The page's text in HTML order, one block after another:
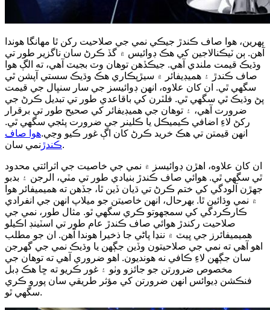
پهرين، هوا صاف ڪندڙ جيڪي نمي جي صلاحيت رکن ٿا مهانگا هوندا
آهن. ٻن ٽيڪنالاجين کي هڪ ڊوائيس ۾ گڏ ڪرڻ سان ناگزير طور تي
وڌيڪ قيمت ملندي آهي. جيڪڏهن توهان وٽ بجيٽ آهي، ته الڳ هوا
صاف ڪندڙ ۽ هميڊيفائر ۾ سيڙپڪاري هڪ وڌيڪ سستي آپشن ٿي
سگهي ٿي. ان کان علاوه، انهن ڊوائيسز جي سار سنڀال جي قيمت
پڻ وڌيڪ ٿي سگهي ٿي. فلٽرن کي باقاعدي طور تي تبديل ڪرڻ جي
ضرورت آهي، ۽ توهان جي هميڊيفائر کي صحيح طور تي برقرار
رکڻ لاءِ اضافي ڪيميڪل يا ڪلينر جي ضرورت پئجي سگهي ٿي.
انهن قيمتن تي هڪ خريد ڪرڻ کان اڳ غور ڪيو وڃي.هوا صاف
ڪندڙنمي سان.
ان کان علاوه، اهڙن ڊوائيسز ۾ نمي جي خاصيت جي اثرائتي محدود
ٿي سگهي ٿي. هوائي صاف ڪندڙ بنيادي طور تي مٽي، الرجن ۽ بدبو
جهڙن آلودگي کي ختم ڪرڻ تي ڌيان ڏين ٿا، جڏهن ته هميميفائر هوا
۾ نمي وڌائين ٿا. بهرحال، انهن خاصيتن جو ميلاپ انهن جي انفرادي
ڪارڪردگي کي سمجهوتو ڪري سگهي ٿو. مثال طور، نمي جي
صلاحيت رکندڙ هوائي صاف ڪندڙ عام طور تي اسٽينڊ اڪيلو
هميميفائرز جي ڀيٽ ۾ ننڍا پاڻي جا ذخيرا هوندا آهن. ان جو مطلب
اهو آهي ته نمي جي صلاحيتون وڏين جڳهن يا وڌيڪ نمي جي گهرجن
سان جڳهن لاءِ ڪافي نه هونديون. اهو ضروري آهي ته توهان جي
مخصوص ضرورتن جو جائزو وٺو ۽ غور ڪريو ته ڇا هڪ ڊبل
فنڪشن ڊيوائس انهن ضرورتن کي مؤثر طريقي سان پورو ڪري
سگهي ٿو.